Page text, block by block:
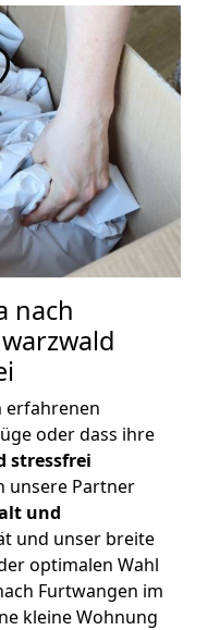
nach
erfahrenen
oder dass ihre
stressfrei
unsere Partner
und
und unser breite
optimalen Wahl
Furtwangen im
kleine Wohnung